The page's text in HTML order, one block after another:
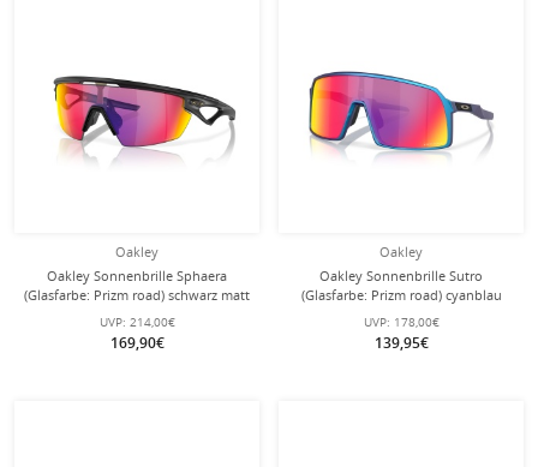
Oakley
Oakley Sonnenbrille Sphaera
(Glasfarbe: Prizm road) schwarz matt
- 1 Brille mit Hartschalenetui
UVP: 214,00€
169,90€
Oakley
Oakley Sonnenbrille Sutro
(Glasfarbe: Prizm road) cyanblau
matt - 1 Brille mit Hartschalenetui
UVP: 178,00€
139,95€